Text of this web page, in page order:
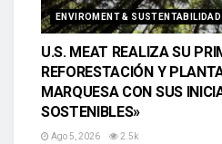
ENVIROMENT & SUSTENTABILIDAD
U.S. MEAT REALIZA SU
REFORESTACIÓN Y
MARQUESA CON SUS
SOSTENIBLES»
Ago 5, 2026 2.5k